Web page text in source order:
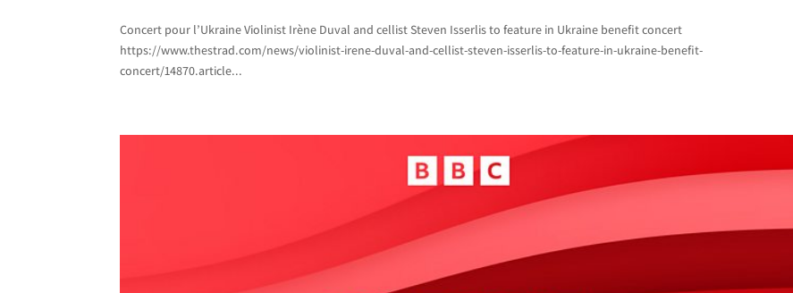
Concert pour l’Ukraine Violinist Irène Duval and cellist Steven Isserlis to feature in Ukraine benefit concert
https://www.thestrad.com/news/violinist-irene-duval-and-cellist-steven-isserlis-to-feature-in-ukraine-benefit-
concert/14870.article...